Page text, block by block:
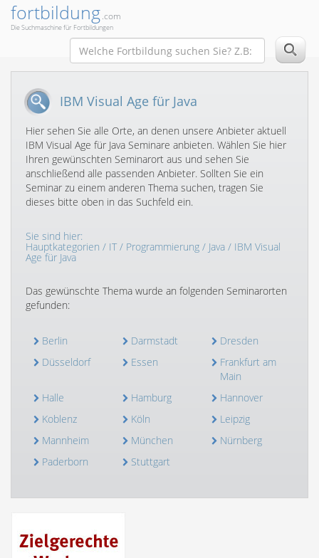
fortbildung.com
Die Suchmaschine für Fortbildungen
IBM Visual Age für Java
Hier sehen Sie alle Orte, an denen unsere Anbieter aktuell
IBM Visual Age für Java Seminare anbieten. Wählen Sie hier
Ihren gewünschten Seminarort aus und sehen Sie
anschließend alle passenden Anbieter. Sollten Sie ein
Seminar zu einem anderen Thema suchen, tragen Sie
dieses bitte oben in das Suchfeld ein.
Sie sind hier:
Hauptkategorien / IT/ Programmierung / Java / IBM Visual
Age für Java
Das gewünschte Thema wurde an folgenden Seminarorten
gefunden:
Berlin Darmstadt
Dresden
Düsseldorf
Essen
Frankfurt am
Main
Halle
Hamburg
Hannover
Koblenz
Köln
Leipzig
Mannheim
München
Nürnberg
Paderborn
Stuttgart